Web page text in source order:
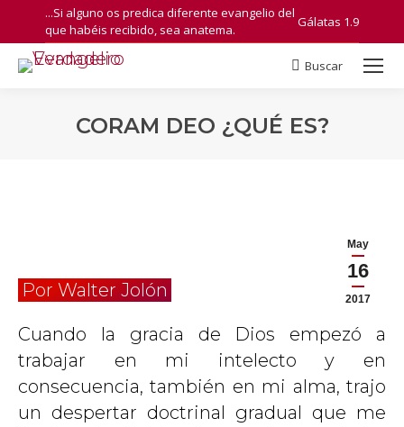
...Si alguno os predica diferente evangelio del
que habéis recibido, sea anatema.
Gálatas 1.9
Search:
Buscar
CORAM DEO ¿QUÉ ES?
May
16
2017
Por Walter Jolón
Cuando la gracia de Dios empezó a
trabajar en mi intelecto y en
consecuencia, también en mi alma, trajo
un despertar doctrinal gradual que me